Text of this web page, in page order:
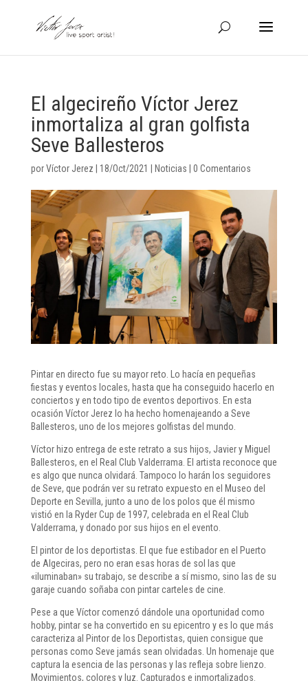
El algecireño Víctor Jerez
inmortaliza al gran golfista
Seve Ballesteros
porVíctor Jerez 18/Oct/2021 Noticias 0 Comentarios
Pintar en directo fue su mayor reto. Lo hacía en pequeñas
fiestas y eventos locales, hasta que ha conseguido hacerlo en
conciertos y en todo tipo de eventos deportivos. En esta
ocasión Víctor Jerez lo ha hecho homenajeando a Seve
Ballesteros, uno de los mejores golfistas del mundo.
Víctor hizo entrega de este retrato a sus hijos, Javier y Miguel
Ballesteros, en el Real Club Valderrama. El artista reconoce que
es algo que nunca olvidará. Tampoco lo harán los seguidores
de Seve, que podrán ver su retrato expuesto en el Museo del
Deporte en Sevilla, junto a uno de los polos que él mismo
vistió en la Ryder Cup de 1997, celebrada en el Real Club
Valderrama, y donado por sus hijos en el evento.
El pintor de los deportistas. El que fue estibador en el Puerto
de Algeciras, pero no eran esas horas de sol las que
«iluminaban» su trabajo, se describe a sí mismo, sino las de su
garaje cuando soñaba con pintar carteles de cine.
Pese a que Víctor comenzó dándole una oportunidad como
hobby, pintar se ha convertido en su epicentro y es lo que más
caracteriza al Pintor de los Deportistas, quien consigue que
personas como Seve jamás sean olvidadas. Un homenaje que
captura la esencia de las personas y las refleja sobre lienzo.
Movimientos, colores y luz. Capturados e inmortalizados.